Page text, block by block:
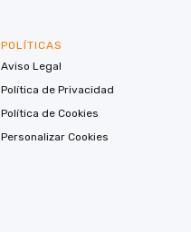
POLÍTICAS
Aviso Legal
Política de Privacidad
Política de Cookies
Personalizar Cookies